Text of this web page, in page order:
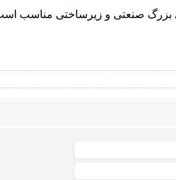
صنعتی و زیرساختی مناسب است